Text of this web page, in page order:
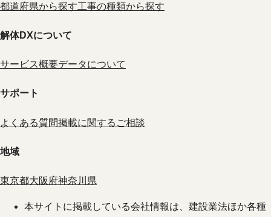
都道府県から探す工事の種類から探す
解体DXについて
サービス概要データについて
サポート
よくある質問掲載に関するご相談
地域
東京都大阪府神奈川県
本サイトに掲載している会社情報は、建設業法ほか各種